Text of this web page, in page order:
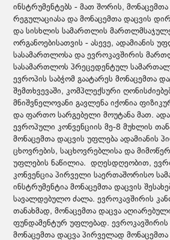
ინსტრუმენტებს - მათ შორის,
რეგულაციასა და მონაცემთა დაცვის
და სისხლის სამართლის
ორგანოებისათვის - ასევე, ადამიანის
სასამართლოსა და ევროკავშირის
სასამართლოს პრეცედენტულ
ევროპის საბჭომ გაატარეს მონაცემთა
შემთხვევაში, კომპლექსური
მნიშვნელოვანი გავლენა იქონია
და ფართო სარგებელი მოუტანა მათ.
ევროპული კონვენციის მე-8 მუხლის
მონაცემთა დაცვის უფლება ადამიანის
ცხოვრების, საცხოვრებლისა და
უფლების ნაწილია. დღესდღეობით,
კონვენცია პირველი საერთაშორისო
ინსტრუმენტია მონაცემთა დაცვის
სავალდებულო ძალა. ევროკავშირის
თანახმად, მონაცემთა დაცვა
ფუნდამენტურ უფლებად. ევროკავშირის
მონაცემთა დაცვა პირველად